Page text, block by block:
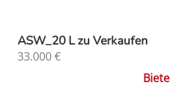
ASW_20 L zu Verkaufen
33.000€
Biete